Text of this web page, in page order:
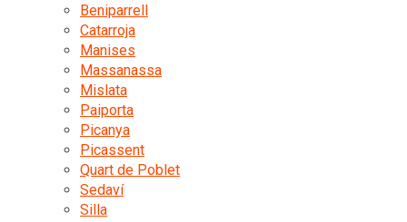
Beniparrell
Catarroja
Manises
Massanassa
Mislata
Paiporta
Picanya
Picassent
Quart de Poblet
Sedaví
Silla